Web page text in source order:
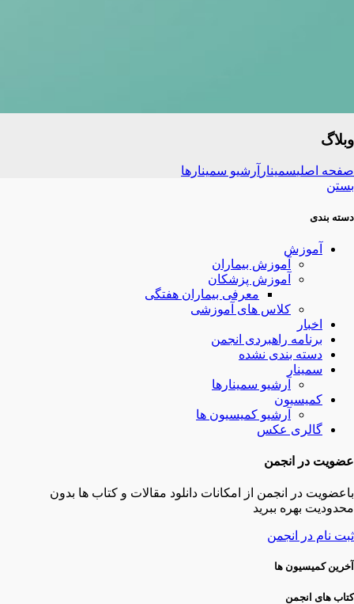
وبلاگ
صفحه اصلیسمینار آرشیو سمینارها
بستن
دسته بندی
آموزش
آموزش بیماران
آموزش پزشکان
معرفی بیماران هفتگی
کلاس های آموزشی
اخبار
برنامه راهبردی انجمن
دسته بندی نشده
سمینار
آرشیو سمینارها
کمیسیون
آرشیو کمیسیون ها
گالری عکس
عضویت در انجمن
باعضویت در انجمن از امکانات دانلود مقالات و کتاب ها بدون
محدودیت بهره ببرید
ثبت نام در انجمن
آخرین کمیسیون ها
کتاب های انجمن